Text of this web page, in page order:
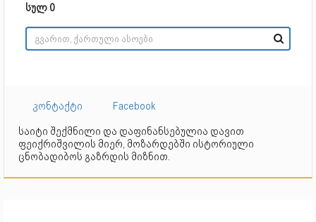
სულ 0
კონტაქტი
Facebook
საიტი შექმნილი და დაფინანსებულია დავით
ფეიქრიშვილის მიერ, მოზარდებში ისტორიული
ცნობადიბოს გაზრდის მიზნით.